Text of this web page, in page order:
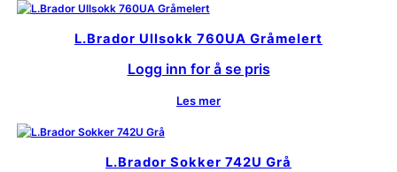
L.Brador Ullsokk 760UA Gråmelert
Logg inn for å se pris
Les mer
L.Brador Sokker 742U Grå